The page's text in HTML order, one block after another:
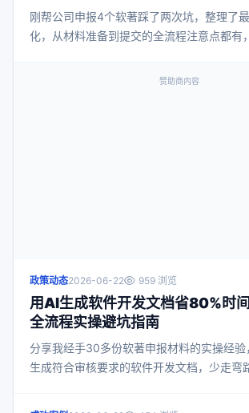
刚帮公司申报4个软著踩了两次坑，整理了
化，从材料准备到提交的全流程注意点都有
赞助商内容
政策动态2026-06-22 959 浏览
用AI生成软件开发文档省80%时
全流程实操避坑指南
分享我经手30多份软著申报材料的实操经
生成符合审核要求的软件开发文档，少走弯